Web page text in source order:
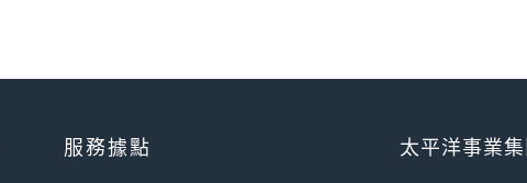
服務據點
太平洋事業